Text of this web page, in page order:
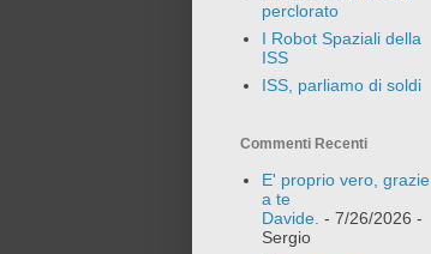
perclorato
I Robot Spaziali della
ISS
ISS, parliamo di soldi
Commenti Recenti
E' proprio vero, grazie
a te
Davide. - 7/26/2026 -
Sergio